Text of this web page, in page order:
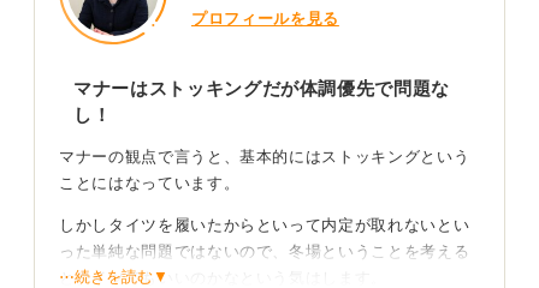
0
プロフィールを見る
マナーはストッキングだが体調優先で問題な
し！
マナーの観点で言うと、基本的にはストッキングという
ことにはなっています。
しかしタイツを履いたからといって内定が取れないとい
った単純な問題ではないので、冬場ということを考える
とタイツでもいいのかなという気はします。
⋯続きを読む▼